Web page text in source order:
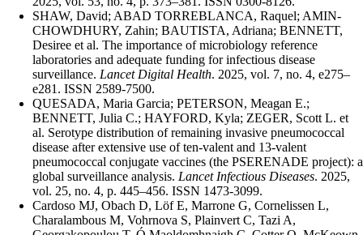
SHAW, David; ABAD TORREBLANCA, Raquel; AMIN-
CHOWDHURY, Zahin; BAUTISTA, Adriana; BENNETT,
Desiree et al. The importance of microbiology reference
laboratories and adequate funding for infectious disease
surveillance. Lancet Digital Health. 2025, vol. 7, no. 4, e275–
e281. ISSN 2589-7500.
QUESADA, Maria Garcia; PETERSON, Meagan E.;
BENNETT, Julia C.; HAYFORD, Kyla; ZEGER, Scott L. et
al. Serotype distribution of remaining invasive pneumococcal
disease after extensive use of ten-valent and 13-valent
pneumococcal conjugate vaccines (the PSERENADE project): a
global surveillance analysis. Lancet Infectious Diseases. 2025,
vol. 25, no. 4, p. 445–456. ISSN 1473-3099.
Cardoso MJ, Obach D, Löf E, Marrone G, Cornelissen L,
Charalambous M, Vohrnova S, Plainvert C, Tazi A,